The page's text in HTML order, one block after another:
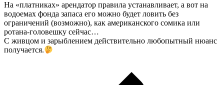
На «платниках» арендатор правила устанавливает, а вот на
водоемах фонда запаса его можно будет ловить без
ограничений (возможно), как американского сомика или
ротана-головешку сейчас…
С живцом и зарыблением действительно любопытный нюанс
получается.